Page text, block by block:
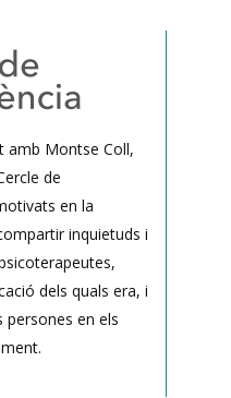
amb Montse Coll,
de
en la
inquietuds i
dels quals era, i
persones en els